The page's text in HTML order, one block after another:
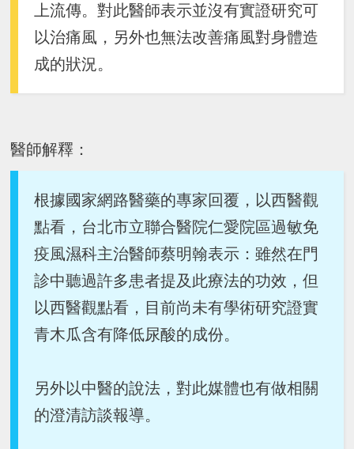
上流傳。對此醫師表示並沒有實證研究可
以治痛風，另外也無法改善痛風對身體造
成的狀況。
醫師解釋：
根據國家網路醫藥的專家回覆，以西醫觀
點看，台北市立聯合醫院仁愛院區過敏免
疫風濕科主治醫師蔡明翰表示：雖然在門
診中聽過許多患者提及此療法的功效，但
以西醫觀點看，目前尚未有學術研究證實
青木瓜含有降低尿酸的成份。
另外以中醫的說法，對此媒體也有做相關
的澄清訪談報導。